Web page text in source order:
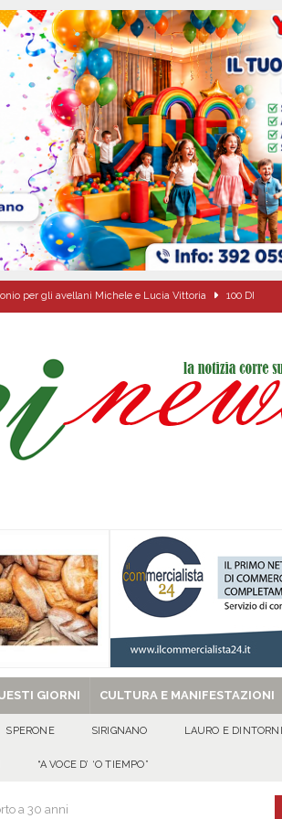
per gli avellani Michele e Lucia Vittoria 100 DI
porto” D’Amelio: “Gettiamo un seme d’impegno futuro
per l’inclusione e la tutela delle tradizioni di Sirignano
secoli
di san Giovanni Battista e santa Sabina EVIDENZA
GIORNI CULTURA E MANIFESTAZIONI
SPERONE SIRIGNANO LAURO E DINTORNI
“A VOCE D’ ‘O TIEMPO”
a 30 anni